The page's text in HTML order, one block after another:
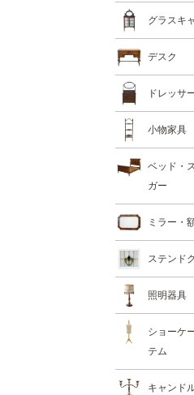
グラスキ
デスク
ドレッサ
小物家具
ベッド・
ガー
ミラー・
ステンド
照明器具
ショーケ
テム
キャンド